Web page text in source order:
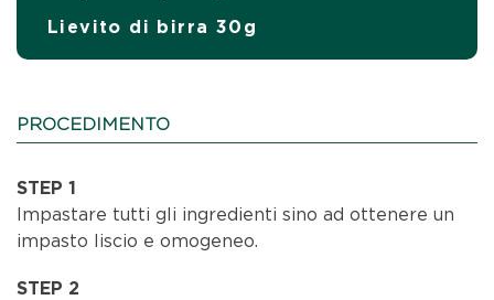
Lievito di birra 30g
PROCEDIMENTO
STEP 1
Impastare tutti gli ingredienti sino ad ottenere un
impasto liscio e omogeneo.
STEP 2